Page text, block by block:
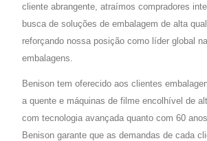
cliente abrangente, atraímos compradores
busca de soluções de embalagem de alta
reforçando nossa posição como líder global
embalagens.
Benison tem oferecido aos clientes
a quente e máquinas de filme encolhível de
com tecnologia avançada quanto com 60
Benison garante que as demandas de cada